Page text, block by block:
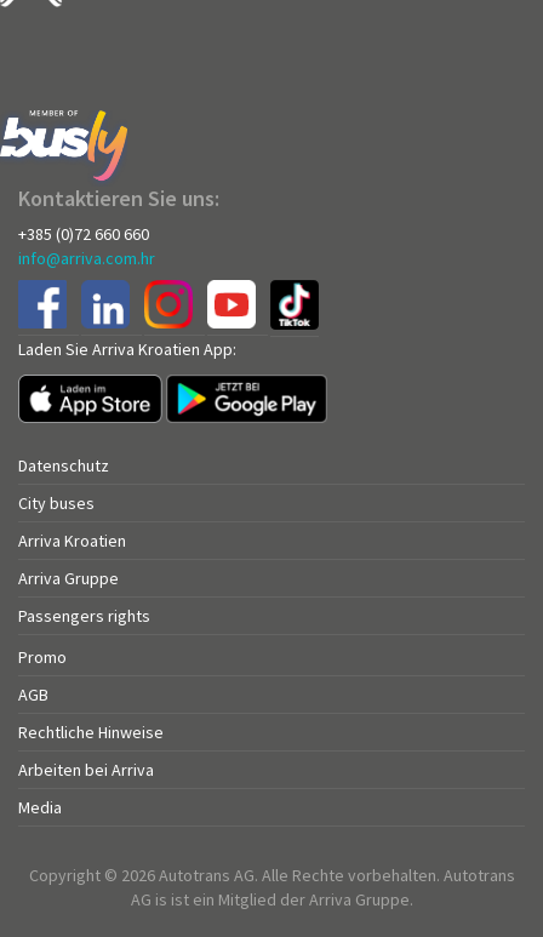
Kontaktieren Sie uns:
+385 (0)72 660 660
info@arriva.com.hr
Laden Sie Arriva Kroatien App:
Datenschutz
City buses
Arriva Kroatien
Arriva Gruppe
Passengers rights
Promo
AGB
Rechtliche Hinweise
Arbeiten bei Arriva
Media
Copyright © 2026 Autotrans AG. Alle Rechte vorbehalten. Autotrans
AG is ist ein Mitglied der Arriva Gruppe.